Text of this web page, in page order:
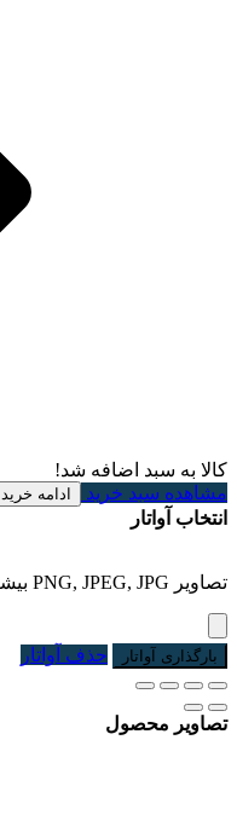
کالا به سبد اضافه شد!
مشاهده سبد خرید
ادامه خرید
انتخاب آواتار
تصاویر PNG, JPEG, JPG بیشترین حجم مجاز 3 مگابایت
بارگذاری آواتار حذف آواتار
تصاویر محصول